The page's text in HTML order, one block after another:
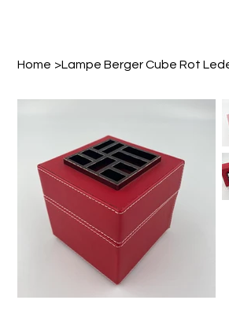
Home >Lampe Berger Cube Rot